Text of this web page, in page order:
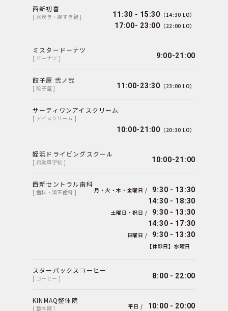
西新初喜
[ 水炊き・鶏すき鍋 ] 11:30 - 15:30 （14:30 LO）
17:00- 23:00 （22:00 LO）
ミスタードーナツ
[ ドーナツ ] 9:00-21:00
餃子屋 弐ノ弐
[ 餃子屋 ] 11:00-23:30 （23:00 LO）
サーティワンアイスクリーム
[ アイスクリーム ]
10:00-21:00 （20:30 LO）
姪浜ドライビングスクール
[ 自動車学校 ] 10:00-21:00
西新セントラル歯科
[ 歯科・矯正歯科 ] 月・火・木・金曜日 /
9:30 - 13:30
14:30 - 18:30
土曜日・祝日 /
9:30 - 13:30
14:30 - 17:30
日曜日 / 9:30 - 13:30
【休診日】水曜日
スターバックスコーヒー
[ コーヒー ] 8:00 - 22:00
KINMAQ整体院
[ 整体院 ] 平日 / 10:00 - 20:00